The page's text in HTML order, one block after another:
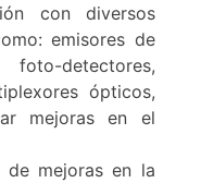
con diversos
emisores de
detectores,
ópticos,
mejoras en el
de mejoras en la